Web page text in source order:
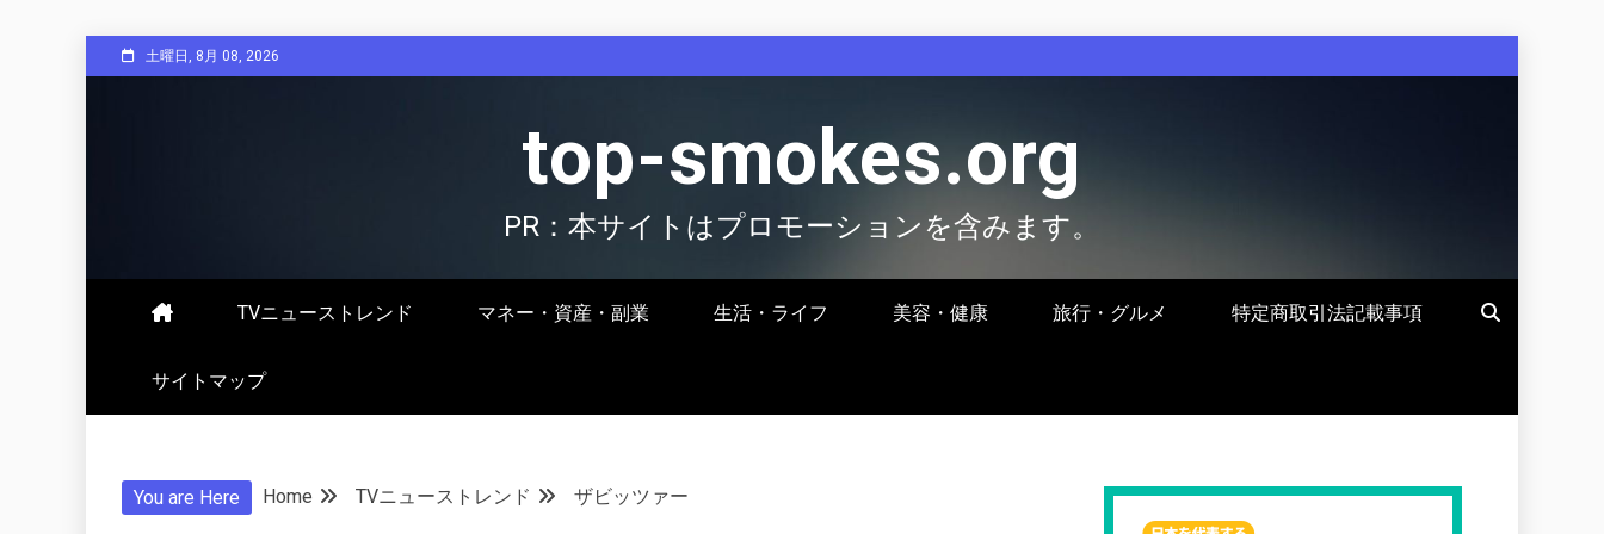
to
土曜日, 8月 08, 2026
top-smokes.org
PR：本サイトはプロモーションを含みます。
TVニューストレンド マネー・資産・副業 生活・ライフ 美容・健康 旅行・グルメ 特定商取引法記載事項
サイトマップ
You are Here Home TVニューストレンド ザビッツァー